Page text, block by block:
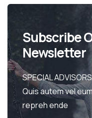
Subscribe
Newsletter
SPECIAL ADVISORS
Quis autem vel
repreh ende